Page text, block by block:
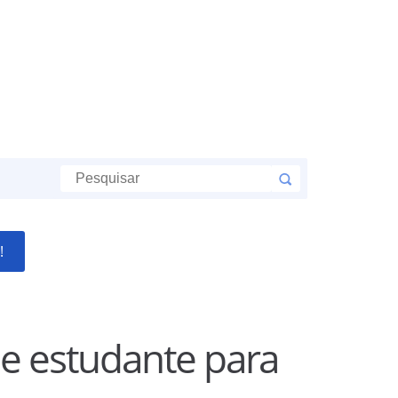
estudante para